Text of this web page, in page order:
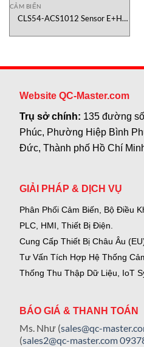
CẢM BIẾN
CLS54-ACS1012 Sensor E+H
Website QC-Master.com
Trụ sở chính: 135 đường
Phúc, Phường Hiệp Bình
Đức, Thành phố Hồ Chí
GIẢI PHÁP & DỊCH VỤ
Phân Phối Cảm Biến, Bộ Điều
PLC, HMI, Thiết Bị Điện.
Cung Cấp Thiết Bị Châu Âu
Tư Vấn Tích Hợp Hệ Thống
Thống Thu Thập Dữ Liệu, IoT
BÁO GIÁ & THANH TOÁN
Ms. Như (sales@qc-
(sales2@qc-master.com